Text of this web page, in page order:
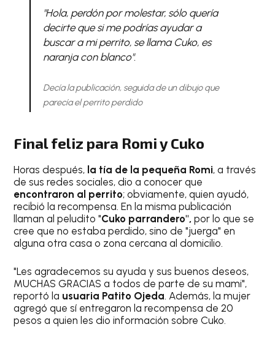
"Hola, perdón por molestar, sólo quería
decirte que si me podrías ayudar a
buscar a mi perrito, se llama Cuko, es
naranja con blanco".
Decía la publicación, seguida de un dibujo que
parecía el perrito perdido
Final feliz para Romi y Cuko
Horas después, la tía de la pequeña Romi, a través
de sus redes sociales, dio a conocer que
encontraron al perrito; obviamente, quien ayudó,
recibió la recompensa. En la misma publicación
llaman al peludito "Cuko parrandero", por lo que se
cree que no estaba perdido, sino de "juerga" en
alguna otra casa o zona cercana al domicilio.
"Les agradecemos su ayuda y sus buenos deseos,
MUCHAS GRACIAS a todos de parte de su mami",
reportó la usuaria Patito Ojeda. Además, la mujer
agregó que sí entregaron la recompensa de 20
pesos a quien les dio información sobre Cuko.